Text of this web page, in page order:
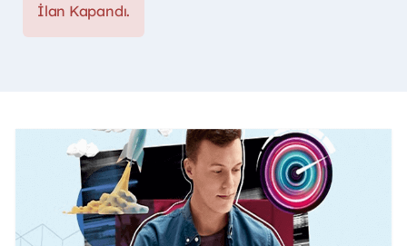
İlan Kapandı.